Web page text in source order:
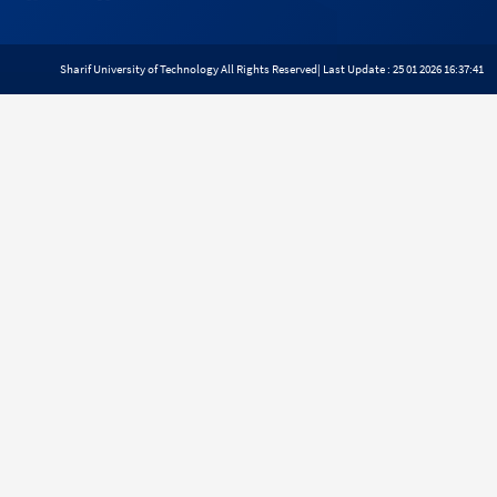
Sharif University of Technology All Rights Reserved| Last Update : 25 01 2026 16:37:41